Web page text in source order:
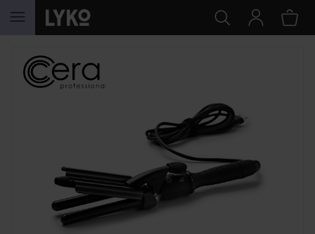
HOPPA TILL INNEHÅLLET